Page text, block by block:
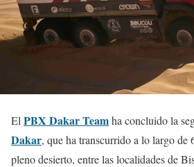
El PBX Dakar Teamha concluido la
Dakar, que ha transcurrido a lo largo de
pleno desierto, entre las localidades de